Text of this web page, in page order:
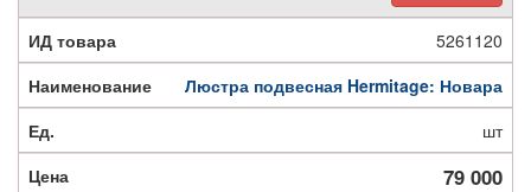
5261120
Люстра подвесная Hermitage: Новара
шт
79 000